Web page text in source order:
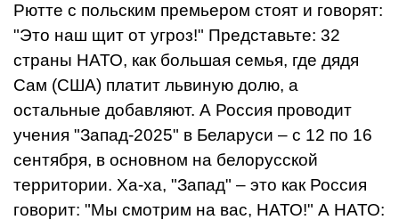
Рютте с польским премьером стоят и говорят:
"Это наш щит от угроз!" Представьте: 32
страны НАТО, как большая семья, где дядя
Сам (США) платит львиную долю, а
остальные добавляют. А Россия проводит
учения "Запад-2025" в Беларуси – с 12 по 16
сентября, в основном на белорусской
территории. Ха-ха, "Запад" – это как Россия
говорит: "Мы смотрим на вас, НАТО!" А НАТО: